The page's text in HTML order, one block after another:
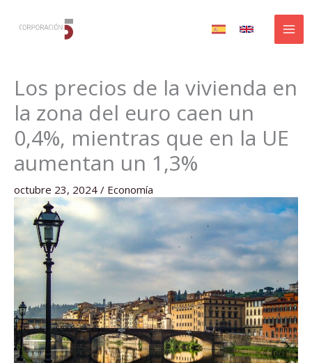
Los precios de la vivienda en
la zona del euro caen un
0,4%, mientras que en la UE
aumentan un 1,3%
octubre 23, 2024 / Economía